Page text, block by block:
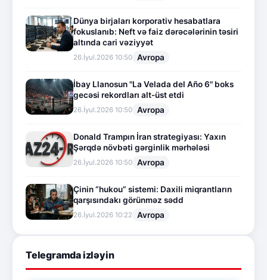
Dünya birjaları korporativ hesabatlara
fokuslanıb: Neft və faiz dərəcələrinin təsiri
altında cari vəziyyət
26.İyul.2026 10:50 Avropa
İbay Llanosun "La Velada del Año 6" boks
gecəsi rekordları alt-üst etdi
26.İyul.2026 10:50 Avropa
Donald Trampın İran strategiyası: Yaxın
Şərqdə növbəti gərginlik mərhələsi
26.İyul.2026 10:50 Avropa
Çinin “hukou” sistemi: Daxili miqrantların
qarşısındakı görünməz sədd
26.İyul.2026 10:22 Avropa
Telegramda izləyin